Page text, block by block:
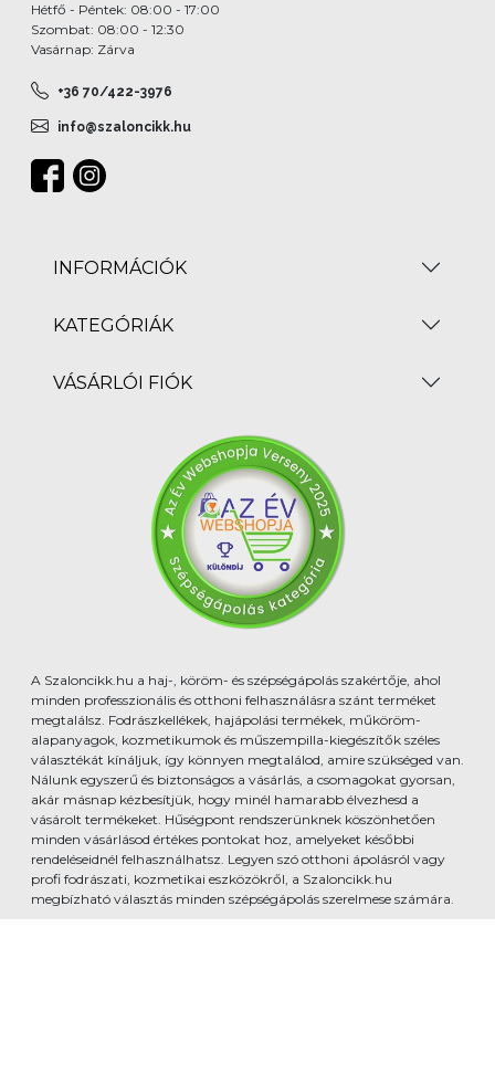
Hétfő - Péntek: 08:00 - 17:00
Szombat: 08:00 - 12:30
Vasárnap: Zárva
+36 70/422-3976
info@szaloncikk.hu
INFORMÁCIÓK
KATEGÓRIÁK
VÁSÁRLÓI FIÓK
A Szaloncikk.hu a haj-, köröm- és szépségápolás szakértője, ahol
minden professzionális és otthoni felhasználásra szánt terméket
megtalálsz. Fodrászkellékek, hajápolási termékek, műköröm-
alapanyagok, kozmetikumok és műszempilla-kiegészítők széles
választékát kínáljuk, így könnyen megtalálod, amire szükséged van.
Nálunk egyszerű és biztonságos a vásárlás, a csomagokat gyorsan,
akár másnap kézbesítjük, hogy minél hamarabb élvezhesd a
vásárolt termékeket. Hűségpont rendszerünknek köszönhetően
minden vásárlásod értékes pontokat hoz, amelyeket későbbi
rendeléseidnél felhasználhatsz. Legyen szó otthoni ápolásról vagy
profi fodrászati, kozmetikai eszközökről, a Szaloncikk.hu
megbízható választás minden szépségápolás szerelmese számára.